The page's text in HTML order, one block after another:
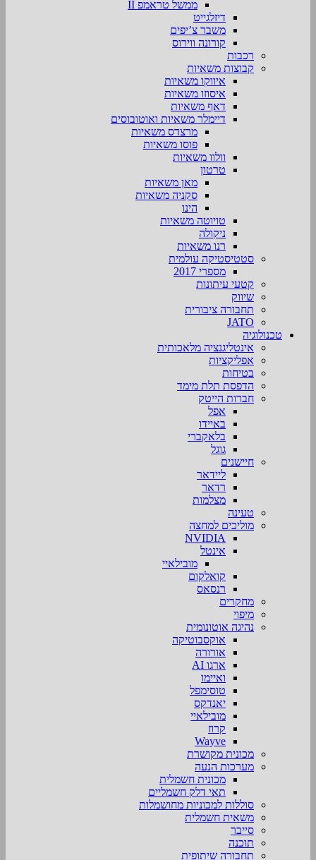
ממשל טראמפ II
דיזלגייט
משבר צ’יפים
קורונה ווירוס
רכבות
קבוצות משאיות
איווקו משאיות
איסוזו משאיות
דאף משאיות
דיימלר משאיות ואוטובוסים
מרצדס משאיות
פוסו משאיות
וולוו משאיות
טרטון
מאן משאיות
סקניה משאיות
הינו
טויוטה משאיות
ניקולה
רנו משאיות
סטטיסטיקה עולמית
מספרי 2017
קטעי עיתונות
שיווק
תחבורה ציבורית
JATO
טכנולוגיה
אינטליגנציה מלאכותית
אפליקציות
בטיחות
הדפסת תלת מימד
חברות הייטק
אפל
באיידו
בלאקברי
גוגל
חיישנים
ליידאר
רדאר
מצלמות
טעינה
מוליכים למחצה
NVIDIA
אינטל
מובילאיי
קואלקום
רנסאס
מחקרים
מיפוי
נהיגה אוטונומית
אוקסבוטיקה
אורורה
ארגו AI
ואיימו
טוסימפל
יאנדקס
מובילאיי
קרוז
Wayve
מכונית מקושרת
מערכות הנעה
מכונית חשמלית
תאי דלק חשמליים
סוללות למכוניות מחושמלות
משאית חשמלית
סייבר
תוכנה
תחבורה שיתופית